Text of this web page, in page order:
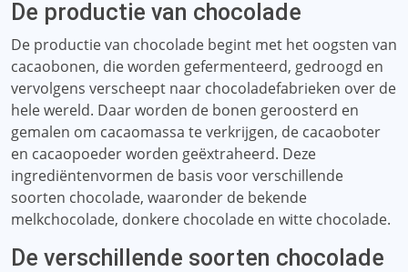
De productie van chocolade
De productie van chocolade begint met het oogsten van
cacaobonen, die worden gefermenteerd, gedroogd en
vervolgens verscheept naar chocoladefabrieken over de
hele wereld. Daar worden de bonen geroosterd en
gemalen om cacaomassa te verkrijgen, de cacaoboter
en cacaopoeder worden geëxtraheerd. Deze
ingrediëntenvormen de basis voor verschillende
soorten chocolade, waaronder de bekende
melkchocolade, donkere chocolade en witte chocolade.
De verschillende soorten chocolade